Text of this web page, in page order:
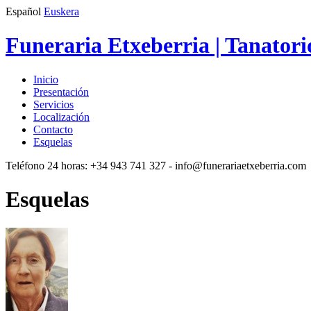
Español Euskera
Funeraria Etxeberria |
Inicio
Presentación
Servicios
Localización
Contacto
Esquelas
Teléfono 24 horas: +34 943 741 327 - info@funerariaetxeberria.com
Esquelas